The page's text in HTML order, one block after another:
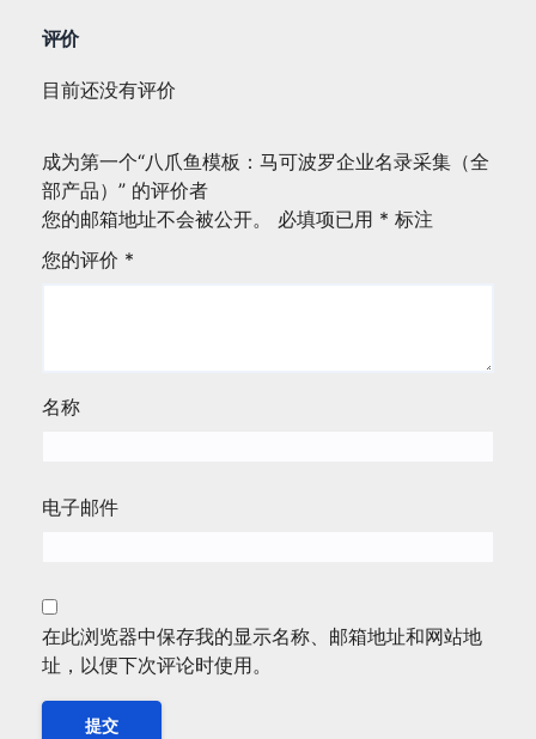
评价
目前还没有评价
成为第一个“八爪鱼模板：马可波罗企业名录采集（全
部产品）” 的评价者
您的邮箱地址不会被公开。
必填项已用 * 标注
您的评价 *
名称
电子邮件
在此浏览器中保存我的显示名称、邮箱地址和网站地
址，以便下次评论时使用。